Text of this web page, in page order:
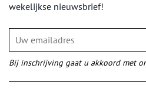
wekelijkse nieuwsbrief!
Bij inschrijving gaat u akkoord met